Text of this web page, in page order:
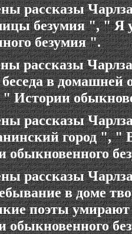
рассказы
безумия ", " Я
безумия ".
рассказы
в домашней
" Истории
рассказы
город ", "
обыкновенного
рассказы
в доме
поэты
обыкновенного